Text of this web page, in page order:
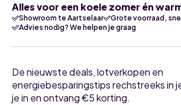
Alles voor een koele zomer én
Showroom te Aartselaar
Grote voorraad,
Advies nodig? We helpen je graag
De nieuwste deals, lotverkopen en
energiebesparingstips rechstreeks in
je in en ontvang €5 korting.